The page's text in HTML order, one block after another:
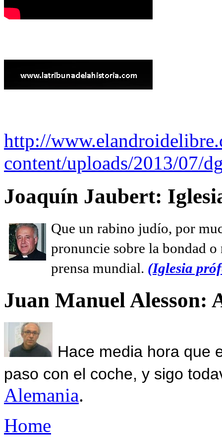
http://
content/uploads/2013/07/
Joaquín Jaubert:
Que un rabino judío, por
pronuncie sobre la bondad
prensa mundial. (Iglesia
Juan Manuel Alesson:
Hace media hora que
paso con el coche, y sigo
Alemania.
Home